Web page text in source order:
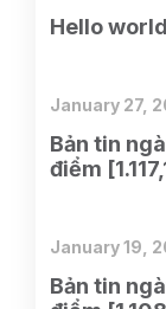
Hello
Bản tin
điểm
January 27,
Bản tin
January 19,